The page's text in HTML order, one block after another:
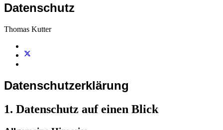
Datenschutz
Thomas Kutter
Datenschutzerklärung
1. Datenschutz auf einen Blick